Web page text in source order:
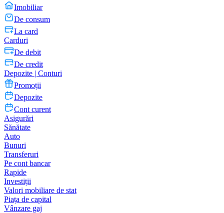
Imobiliar
De consum
La card
Carduri
De debit
De credit
Depozite | Conturi
Promoții
Depozite
Cont curent
Asigurări
Sănătate
Auto
Bunuri
Transferuri
Pe cont bancar
Rapide
Investiții
Valori mobiliare de stat
Piața de capital
Vânzare gaj